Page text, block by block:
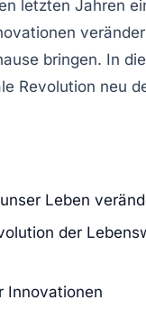
letzten Jahren
bringen. In
Revolution neu
Leben
der
Innovationen